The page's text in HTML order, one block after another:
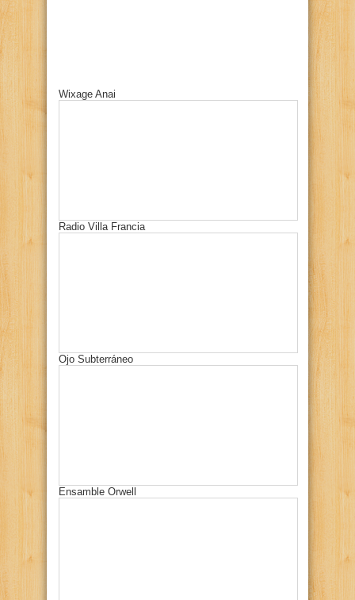
Wixage Anai
Radio Villa Francia
Ojo Subterráneo
Ensamble Orwell